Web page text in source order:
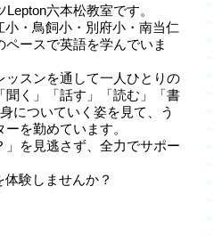
六本松教室です。
小・鳥飼小・別府小・南当仁
ースで英語を学んでいま
ッスンを通して一人ひとりの
聞く」「話す」「読む」「書
についていく姿を見て、う
を勤めています。
」を見逃さず、全力でサポー
験しませんか？